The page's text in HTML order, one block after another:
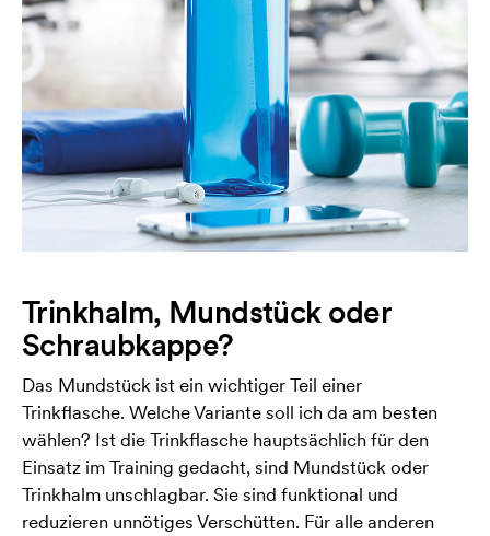
Trinkhalm, Mundstück oder
Schraubkappe?
Das Mundstück ist ein wichtiger Teil einer
Trinkflasche. Welche Variante soll ich da am besten
wählen? Ist die Trinkflasche hauptsächlich für den
Einsatz im Training gedacht, sind Mundstück oder
Trinkhalm unschlagbar. Sie sind funktional und
reduzieren unnötiges Verschütten. Für alle anderen